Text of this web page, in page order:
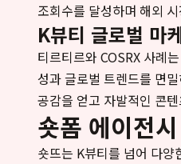
조회수를 달성하며 해외
K뷰티 글로벌 마
티르티르와 COSRX 사례
성과 글로벌 트렌드를 면
공감을 얻고 자발적인 콘
숏폼 에이전
숏뜨는 K뷰티를 넘어 다